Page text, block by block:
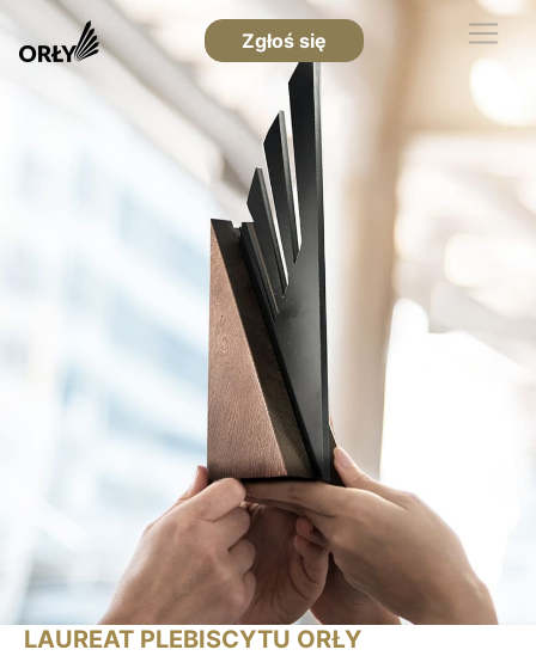
Zgłoś się
LAUREAT PLEBISCYTU ORŁY